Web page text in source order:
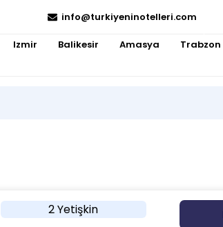
info@turkiyeninotelleri.com
Izmir Balikesir Amasya Trabzon
2 Yetişkin